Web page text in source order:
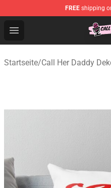
FREE shipping
Open menu
Call Her Daddy Store -
Startseite/Call Her Daddy